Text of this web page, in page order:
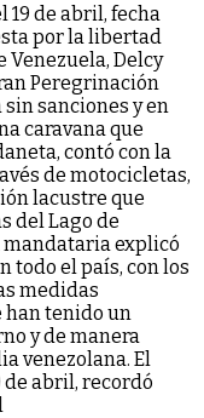
19 de abril, fecha
por la libertad
Delcy
Peregrinación
sanciones y en
caravana que
contó con la
de motocicletas,
lacustre que
del Lago de
mandataria explicó
todo el país, con los
medidas
han tenido un
y de manera
venezolana. El
abril, recordó